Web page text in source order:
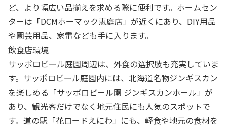
ど、より幅広い品揃えを求める際に便利です。ホームセン
ターは「DCMホーマック恵庭店」が近くにあり、DIY用品
や園芸用品、家電なども手に入ります。
飲食店環境
サッポロビール庭園周辺は、外食の選択肢も充実していま
す。サッポロビール庭園内には、北海道名物ジンギスカン
を楽しめる「サッポロビール園 ジンギスカンホール」が
あり、観光客だけでなく地元住民にも人気のスポットで
す。道の駅「花ロードえにわ」にも、軽食や地元の食材を